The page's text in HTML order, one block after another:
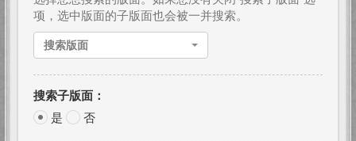
项，选中版面的子版面也会被一并搜索。
搜索版面
搜索子版面：
是
否